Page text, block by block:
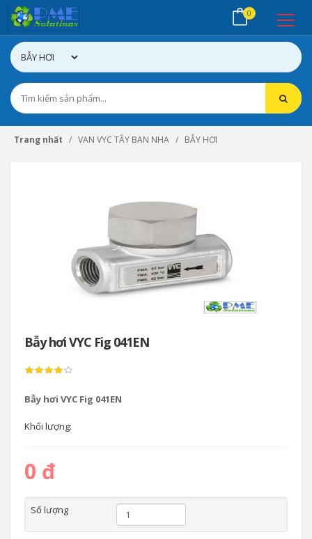
0
Trang nhất VAN VYC TÂY BAN NHA BẪY HƠI
Bẫy hơi VYC Fig 041EN
Bẫy hơi VYC Fig 041EN
Khối lượng:
0 đ
Số lượng